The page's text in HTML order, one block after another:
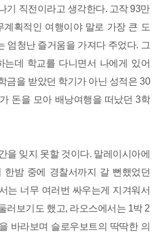
기 직전이라고 생각한다. 고작 93만
계획적인 여행이야 말로 가장 큰 도
엄청난 즐거움을 가져다 주었다. 그
는데 학교를 다니면서 나에게 있어
금을 받았던 학기가 아닌 성적은 30
돈을 모아 배낭여행을 떠났던 3학
을 잊지 못할 것이다. 말레이시아에
한밤 중에 경찰서까지 갈 뻔했었던
는 너무 여러번 싸우는게 지겨워서
러보기도 했고, 라오스에서는 1박 2
바라보며 슬로우보트의 딱딱한 의